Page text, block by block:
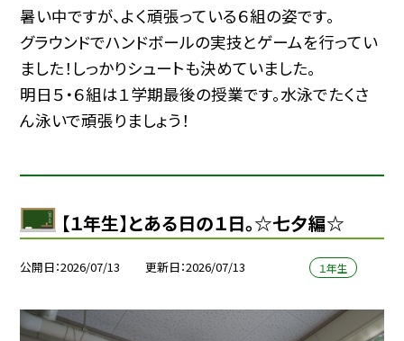
暑い中ですが、よく頑張っている６組の姿です。
グラウンドでハンドボールの実技とゲームを行ってい
ました！しっかりシュートも決めていました。
明日５・６組は１学期最後の授業です。水泳でたくさ
ん泳いで頑張りましょう！
【１年生】とある日の１日。☆七夕編☆
公開日 2026/07/13 更新日 2026/07/13 １年生